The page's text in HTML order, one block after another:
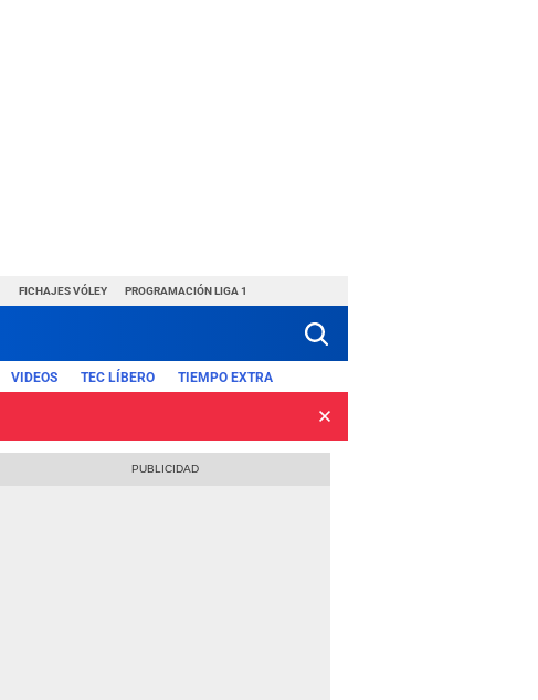
FICHAJES VÓLEY PROGRAMACIÓN LIGA 1
VIDEOS TEC LÍBERO TIEMPO EXTRA